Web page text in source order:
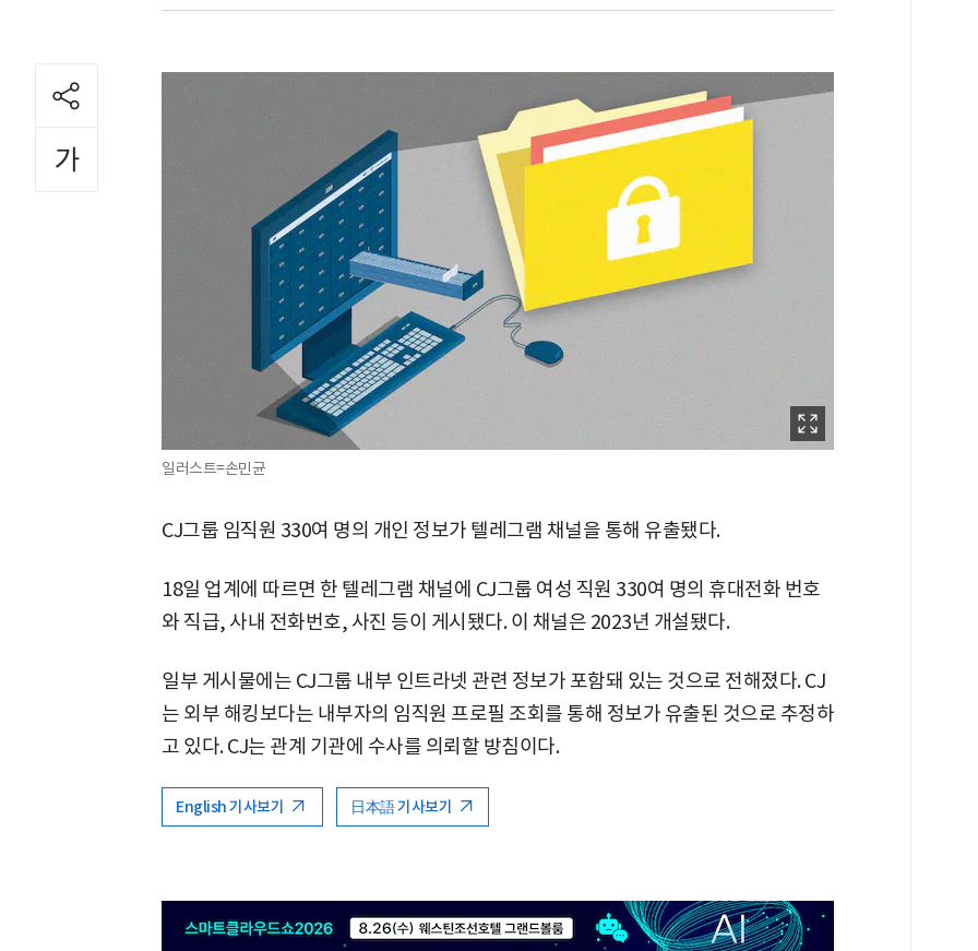
일러스트=손민균
CJ그룹 임직원 330여 명의 개인 정보가 텔레그램 채널을 통해 유출됐다.
18일 업계에 따르면 한 텔레그램 채널에 CJ그룹 여성 직원 330여 명의 휴대전화 번호
와 직급, 사내 전화번호, 사진 등이 게시됐다. 이 채널은 2023년 개설됐다.
일부 게시물에는 CJ그룹 내부 인트라넷 관련 정보가 포함돼 있는 것으로 전해졌다. CJ
는 외부 해킹보다는 내부자의 임직원 프로필 조회를 통해 정보가 유출된 것으로 추정하
고 있다. CJ는 관계 기관에 수사를 의뢰할 방침이다.
English 기사보기 日本語 기사보기